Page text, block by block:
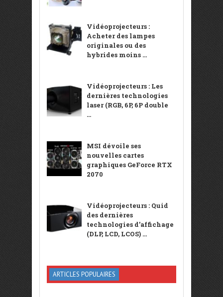
Vidéoprojecteurs :
Acheter des lampes
originales ou des
hybrides moins ...
Vidéoprojecteurs : Les
dernières technologies
laser (RGB, 6P, 6P double
...
MSI dévoile ses
nouvelles cartes
graphiques GeForce RTX
2070
Vidéoprojecteurs : Quid
des dernières
technologies d’affichage
(DLP, LCD, LCOS) ...
ARTICLES POPULAIRES